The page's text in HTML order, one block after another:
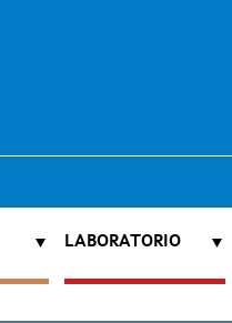
LABORATORIO